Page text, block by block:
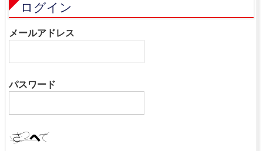
ログイン
メールアドレス
パスワード